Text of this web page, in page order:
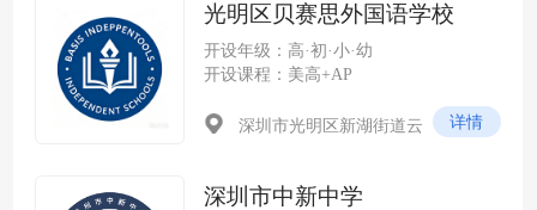
光明区贝赛思外国语学校
开设年级：高·初·小·幼
开设课程：美高+AP
深圳校区）
详情
深圳市中新中学